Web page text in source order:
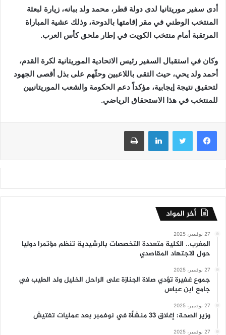
أدى سفير موريتانيا لدى دولة قطر، محمد ولد ببانه، زيارة لبعثة
المنتخب الوطني في مقر إقامتها بالدوحة، وذلك عشية المباراة
المرتقبة أمام منتخب الكويت في إطار ملحق كأس العرب.
وكان في استقبال السفير رئيس الاتحادية الموريتانية لكرة القدم،
أحمد ولد يحي، حيث التقى باللاعبين وحثّهم على بذل أقصى الجهود
لتحقيق نتيجة إيجابية، مؤكداً دعم الحكومة والشعب الموريتانيين
للمنتخب في هذا الاستحقاق الرياضي.
فيسبوك تويتر لينكدإن طباعة
أخر المواد
27 نوفمبر، 2025
المغرب.. الكلية متعددة التخصصات بالرشيدية تنظم مؤتمرا دوليا
حول الاجتهاد المقاصدي
27 نوفمبر، 2025
جموع غفيرة تؤدي صلاة الجنازة على الراحل الخليل ولد الطيب في
جامع ابن عباس
27 نوفمبر، 2025
وزير الصحة: إغلاق 33 منشأة في نوفمبر بعد عمليات تفتيش
27 نوفمبر، 2025